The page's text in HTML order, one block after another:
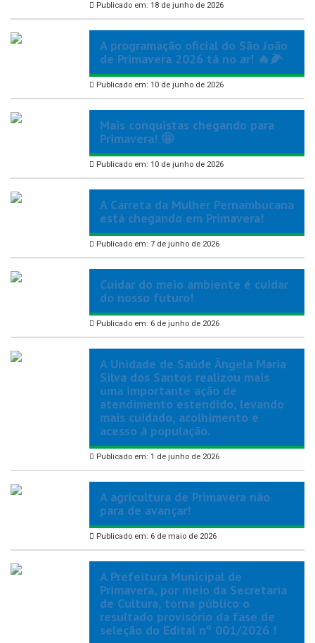
Publicado em: 18 de junho de 2026
A programação oficial do São João
de Primavera 2026 tá no ar! 🔥🌽
Publicado em: 10 de junho de 2026
Mais conquistas chegando para
Primavera! 🤩
Publicado em: 10 de junho de 2026
A Carreta da Mulher Pernambucana
está chegando em Primavera!
Publicado em: 7 de junho de 2026
Cuidar do meio ambiente é cuidar
do nosso futuro!
Publicado em: 6 de junho de 2026
A Unidade de Saúde Ângela Maria
Silva dos Santos realizou mais
uma importante ação de
atendimento estendido, levando
mais cuidado, acolhimento e
acesso à população.
Publicado em: 1 de junho de 2026
A agricultura de Primavera não
para de avançar!
Publicado em: 6 de maio de 2026
A Prefeitura Municipal de
Primavera, por meio da Secretaria
de Cultura, torna público o
resultado provisório da fase de
seleção do Edital nº 001/2026 !